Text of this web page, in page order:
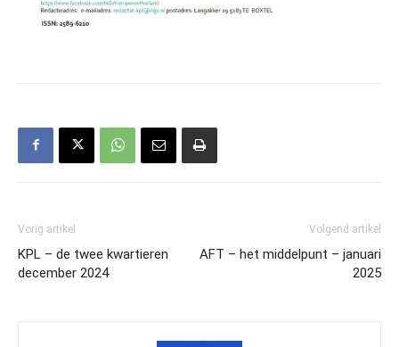
Vorig artikel
KPL – de twee kwartieren
december 2024
Volgend artikel
AFT – het middelpunt – januari
2025